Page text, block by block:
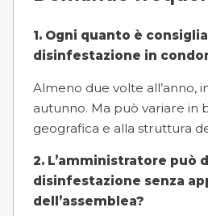
1. Ogni quanto è
disinfestazione in
Almeno due volte all’anno,
autunno. Ma può variare in
geografica e alla struttura
2. L’amministratore può
disinfestazione senza
dell’assemblea?